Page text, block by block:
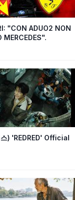
"CON ADUO2 NON
MERCEDES".
) 'REDRED' Official